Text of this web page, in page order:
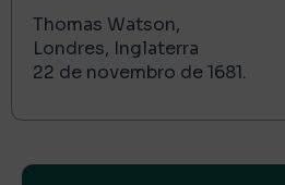
Thomas Watson,
Londres, Inglaterra
22 de novembro de 1681.